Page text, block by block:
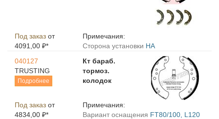
Под заказ от
4091,00 ₽*
Примечания:
Сторона установки HA
040127
TRUSTING
Подробнее
Кт бараб.
тормоз.
колодок
Под заказ от
4834,00 ₽*
Примечания:
Вариант оснащения FT80/100, L120